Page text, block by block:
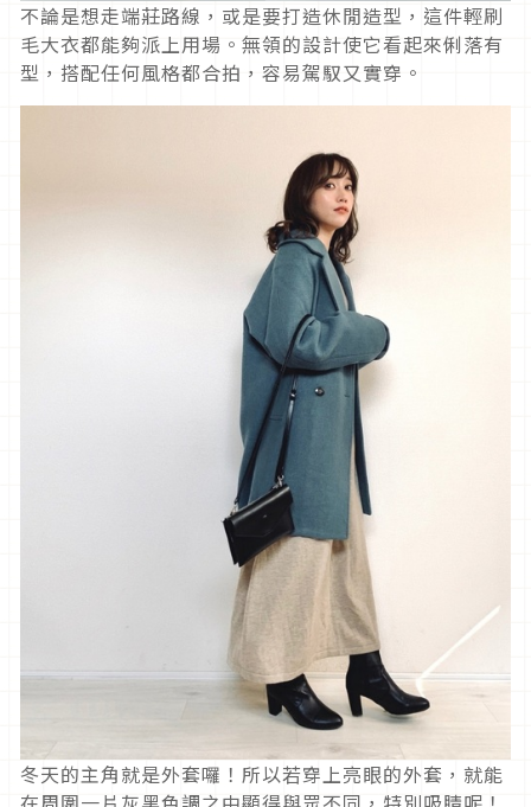
不論是想走端莊路線，或是要打造休閒造型，這件輕刷
毛大衣都能夠派上用場。無領的設計使它看起來俐落有
型，搭配任何風格都合拍，容易駕馭又實穿。
冬天的主角就是外套囉！所以若穿上亮眼的外套，就能